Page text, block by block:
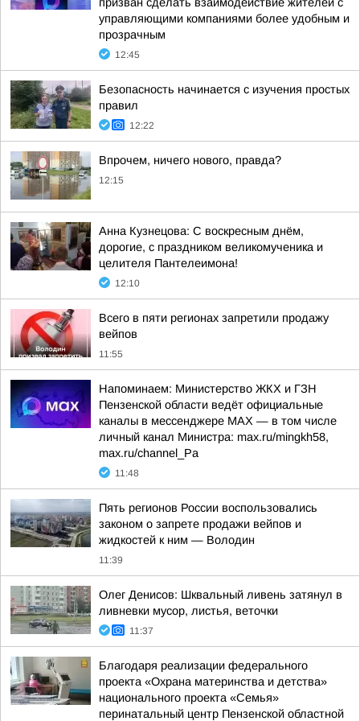
управляющими компаниями более удобным и
прозрачным
12:45
Безопасность начинается с изучения простых
правил
12:22
Впрочем, ничего нового, правда?
12:15
Анна Кузнецова: С воскресным днём,
дорогие, с праздником великомученика и
целителя Пантелеимона!
12:10
Всего в пяти регионах запретили продажу
вейпов
11:55
Напоминаем: Министерство ЖКХ и ГЗН
Пензенской области ведёт официальные
каналы в мессенджере МАХ — в том числе
личный канал Министра: max.ru/mingkh58,
max.ru/channel_Pa
11:48
Пять регионов России воспользовались
законом о запрете продажи вейпов и
жидкостей к ним — Володин
11:39
Олег Денисов: Шквальный ливень затянул в
ливневки мусор, листья, веточки
11:37
Благодаря реализации федерального
проекта «Охрана материнства и детства»
национального проекта «Семья»
перинатальный центр Пензенской областной